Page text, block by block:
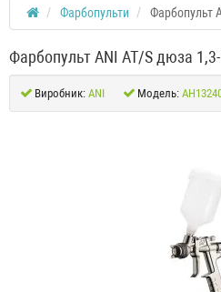
Фарбопульти Фарбопульт
Фарбопульт ANI AT/S дюза
Виробник: ANI Модель: